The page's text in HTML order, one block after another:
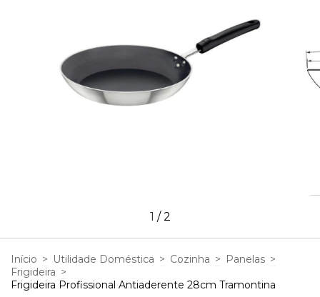
1 /2
Início > Utilidade Doméstica > Cozinha > Panelas >
Frigideira >
Frigideira Profissional Antiaderente 28cm Tramontina